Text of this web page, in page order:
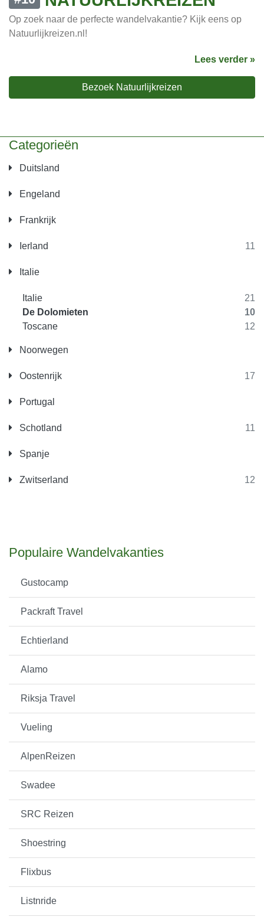
Categorieën
Duitsland
Engeland
Frankrijk
Ierland 11
Italie
Italie
21
De Dolomieten
10
Toscane
12
Noorwegen
Oostenrijk 17
Portugal
Schotland 11
Spanje
Zwitserland 12
Populaire Wandelvakanties
Gustocamp
Packraft Travel
Echtierland
Alamo
Riksja Travel
Vueling
AlpenReizen
Swadee
SRC Reizen
Shoestring
Flixbus
Listnride
Op zoek naar de perfecte wandelvakantie? Kijk eens op
Natuurlijkreizen.nl!
Lees verder »
Bezoek Natuurlijkreizen